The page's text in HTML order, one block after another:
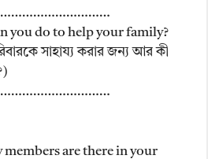
you do to help your family?
সাহায্য করার জন্য আর কী
members are there in your